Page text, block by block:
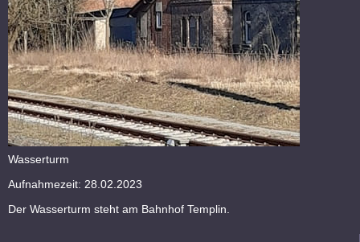
Wasserturm
Aufnahmezeit: 28.02.2023
Der Wasserturm steht am Bahnhof Templin.